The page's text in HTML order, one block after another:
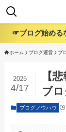
☞ブログ始める
ホーム ブログ運営 ブ
【
ブ
2025
4/17
ブログノウハウ